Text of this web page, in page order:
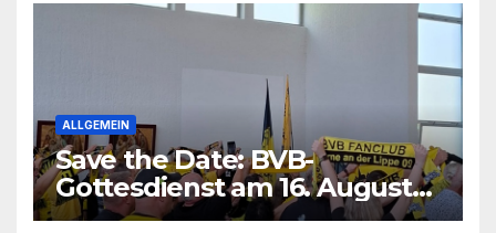
ALLGEMEIN
Save the Date: BVB-
Gottesdienst am 16. August
2026